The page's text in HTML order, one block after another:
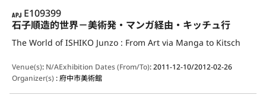
APJ
E109399
石子順造的世界－美術発・マンガ経由・キッチュ行
The World of ISHIKO Junzo : From Art via Manga to Kitsch
Venue(s): N/AExhibition Dates (From/To):2011-12-10/2012-02-26
Organizer(s):府中市美術館